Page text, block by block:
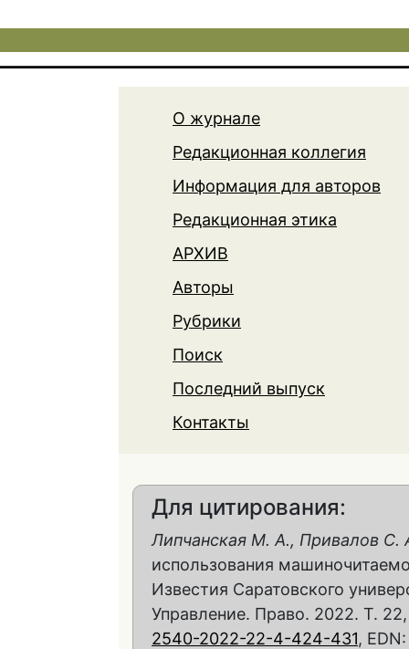
О журнале
Редакционная коллегия
Информация для авторов
Редакционная этика
АРХИВ
Авторы
Рубрики
Поиск
Последний выпуск
Контакты
Для цитирования:
Липчанская М. А., Привалов С.
использования
Известия Саратовского
Управление. Право. 2022. Т.
2540-2022-22-4-424-431,